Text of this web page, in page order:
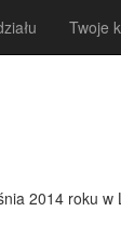
Twoje
2014 roku